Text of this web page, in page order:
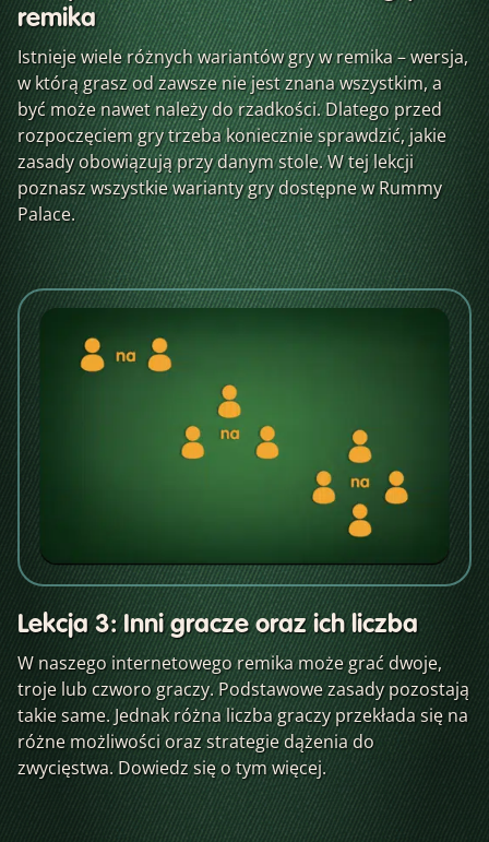
remika
Istnieje wiele różnych wariantów gry w remika – wersja,
w którą grasz od zawsze nie jest znana wszystkim, a
być może nawet należy do rzadkości. Dlatego przed
rozpoczęciem gry trzeba koniecznie sprawdzić, jakie
zasady obowiązują przy danym stole. W tej lekcji
poznasz wszystkie warianty gry dostępne w Rummy
Palace.
Lekcja 3: Inni gracze oraz ich liczba
W naszego internetowego remika może grać dwoje,
troje lub czworo graczy. Podstawowe zasady pozostają
takie same. Jednak różna liczba graczy przekłada się na
różne możliwości oraz strategie dążenia do
zwycięstwa. Dowiedz się o tym więcej.